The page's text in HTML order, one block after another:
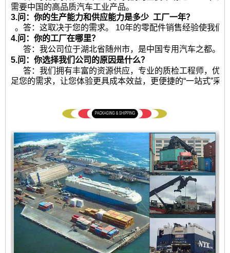
需要中国的高品质汽车工业产品。
3.问：你的生产能力和供应能力是多少 工厂一年？
。答：这取决于您的需求。 10年的零配件销售经验使我们
4.问：你的工厂在哪里？
答：我公司位于湖北省随州市，是中国专用汽车之都。
5.问：你选择我们公司的原因是什么？
答：我们拥有丰富的资源供应，专业的质检工程师，优
足您的需求，让您体验更具成本效益，更便捷的“一站式”采